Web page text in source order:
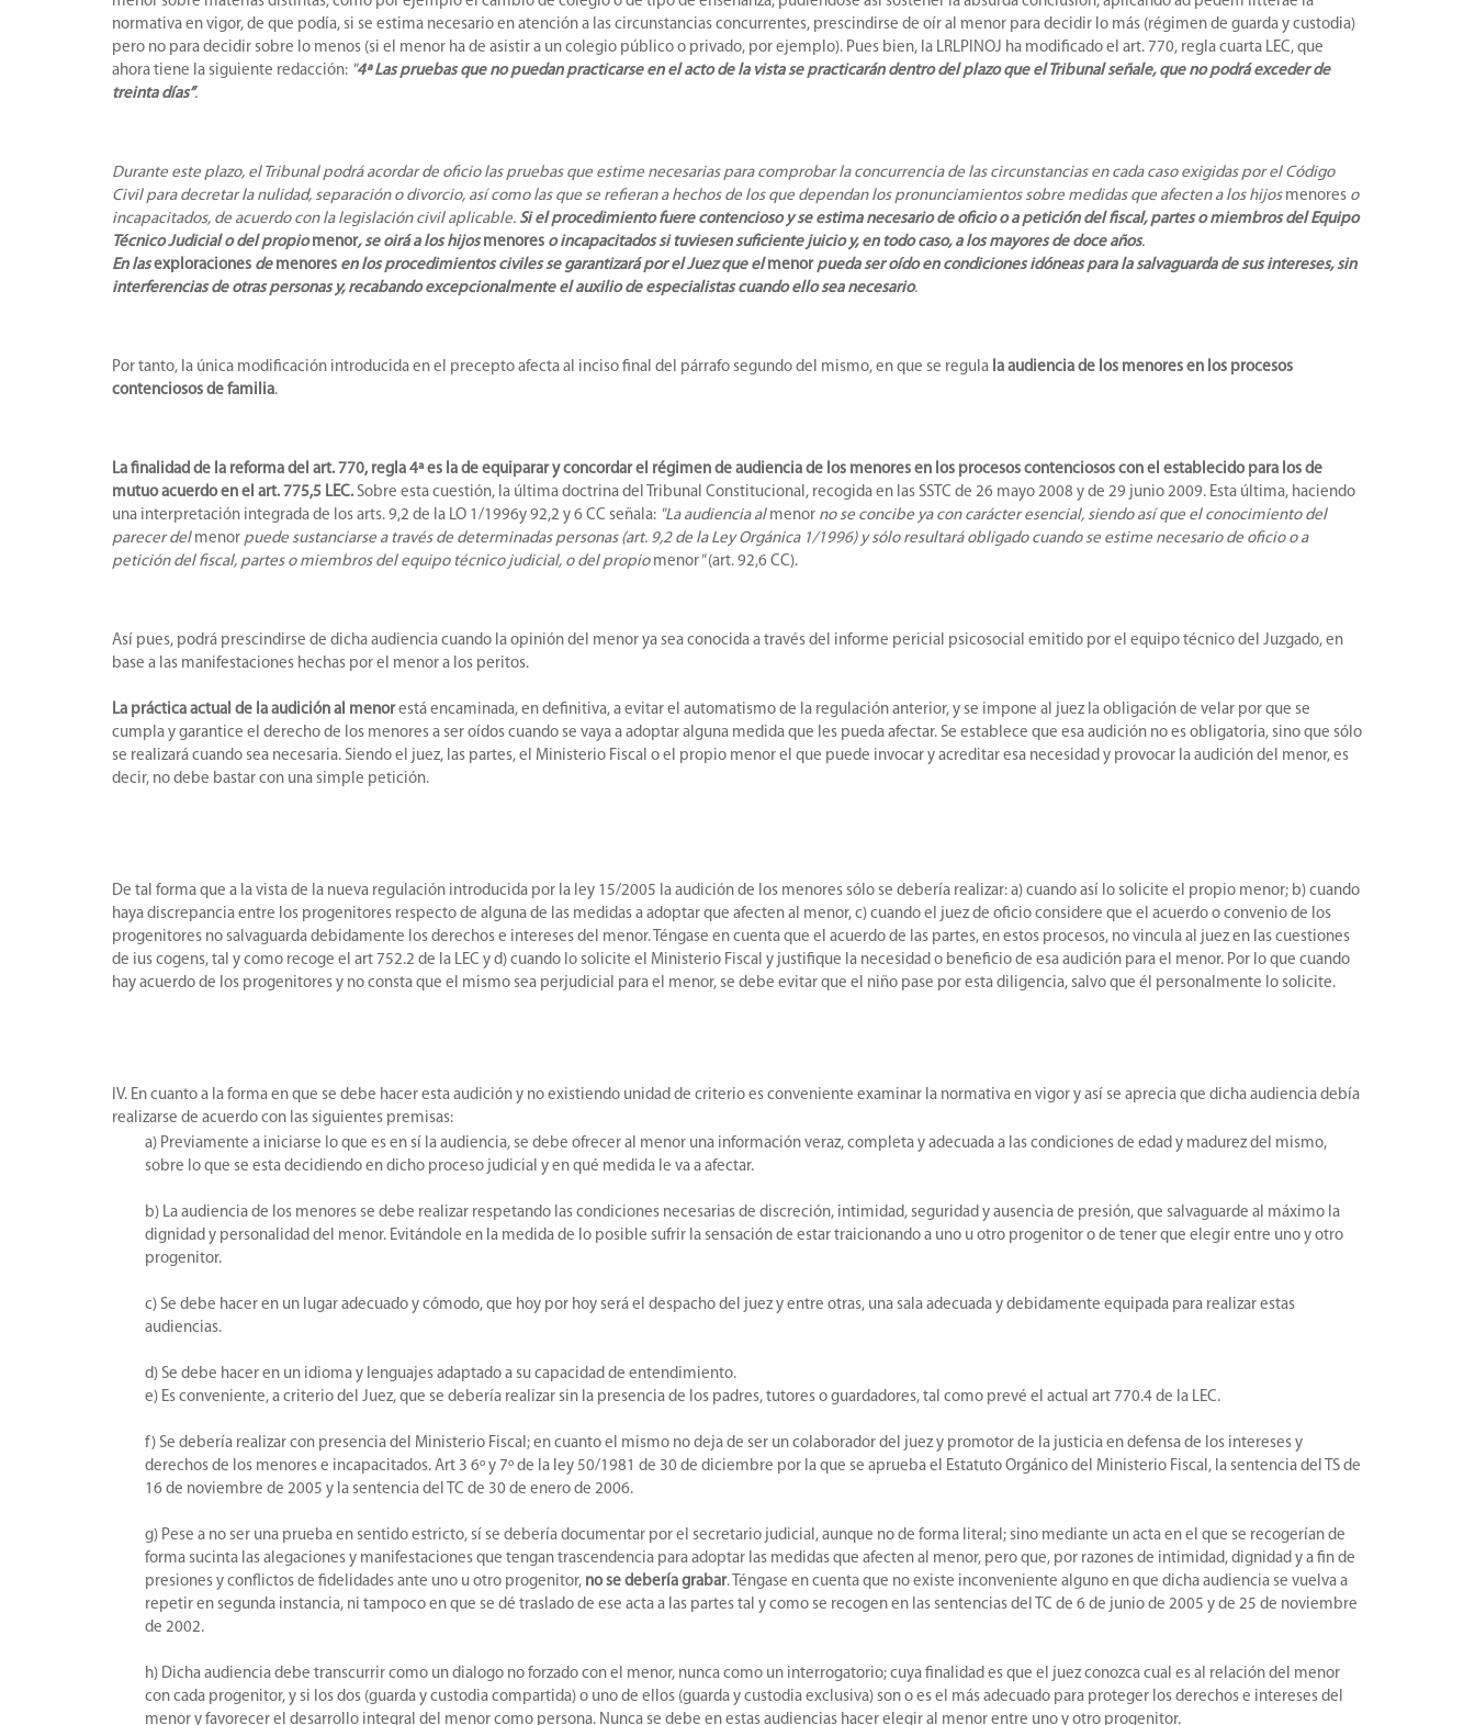
normativa en vigor, de que podía, si se estima necesario en atención a las circunstancias concurrentes, prescindirse de oír al menor para decidir lo más (régimen de guarda y custodia)
pero no para decidir sobre lo menos (si el menor ha de asistir a un colegio público o privado, por ejemplo). Pues bien, la LRLPINOJ ha modificado el art. 770, regla cuarta LEC, que
ahora tiene la siguiente redacción: "4ª Las pruebas que no puedan practicarse en el acto de la vista se practicarán dentro del plazo que el Tribunal señale, que no podrá exceder de
treinta días”.
Durante este plazo, el Tribunal podrá acordar de oficio las pruebas que estime necesarias para comprobar la concurrencia de las circunstancias en cada caso exigidas por el Código
Civil para decretar la nulidad, separación o divorcio, así como las que se refieran a hechos de los que dependan los pronunciamientos sobre medidas que afecten a los hijos menores o
incapacitados, de acuerdo con la legislación civil aplicable. Si el procedimiento fuere contencioso y se estima necesario de oficio o a petición del fiscal, partes o miembros del Equipo
Técnico Judicial o del propiomenor, se oirá a los hijosmenores o incapacitados si tuviesen suficiente juicio y, en todo caso, a los mayores de doce años.
En lasexploraciones de menores en los procedimientos civiles se garantizará por el Juez que el menorpueda ser oído en condiciones idóneas para la salvaguarda de sus intereses, sin
interferencias de otras personas y, recabando excepcionalmente el auxilio de especialistas cuando ello sea necesario.
Por tanto, la única modificación introducida en el precepto afecta al inciso final del párrafo segundo del mismo, en que se regula la audiencia de los menores en los procesos
contenciosos de familia.
La finalidad de la reforma del art. 770, regla 4ª es la de equiparar y concordar el régimen de audiencia de los menores en los procesos contenciosos con el establecido para los de
mutuo acuerdo en el art. 775,5 LEC. Sobre esta cuestión, la última doctrina del Tribunal Constitucional, recogida en las SSTC de 26 mayo 2008 y de 29 junio 2009. Esta última, haciendo
una interpretación integrada de los arts. 9,2 de la LO 1/1996y 92,2 y 6 CC señala: "La audiencia al menor no se concibe ya con carácter esencial, siendo así que el conocimiento del
parecer del menor puede sustanciarse a través de determinadas personas (art. 9,2 de la Ley Orgánica 1/1996) y sólo resultará obligado cuando se estime necesario de oficio o a
petición del fiscal, partes o miembros del equipo técnico judicial, o del propio menor"(art. 92,6 CC).
Así pues, podrá prescindirse de dicha audiencia cuando la opinión del menor ya sea conocida a través del informe pericial psicosocial emitido por el equipo técnico del Juzgado, en
base a las manifestaciones hechas por el menor a los peritos.
La práctica actual de la audición al menorestá encaminada, en definitiva, a evitar el automatismo de la regulación anterior, y se impone al juez la obligación de velar por que se
cumpla y garantice el derecho de los menores a ser oídos cuando se vaya a adoptar alguna medida que les pueda afectar. Se establece que esa audición no es obligatoria, sino que sólo
se realizará cuando sea necesaria. Siendo el juez, las partes, el Ministerio Fiscal o el propio menor el que puede invocar y acreditar esa necesidad y provocar la audición del menor, es
decir, no debe bastar con una simple petición.
De tal forma que a la vista de la nueva regulación introducida por la ley 15/2005 la audición de los menores sólo se debería realizar: a) cuando así lo solicite el propio menor; b) cuando
haya discrepancia entre los progenitores respecto de alguna de las medidas a adoptar que afecten al menor, c) cuando el juez de oficio considere que el acuerdo o convenio de los
progenitores no salvaguarda debidamente los derechos e intereses del menor. Téngase en cuenta que el acuerdo de las partes, en estos procesos, no vincula al juez en las cuestiones
de ius cogens, tal y como recoge el art 752.2 de la LEC y d) cuando lo solicite el Ministerio Fiscal y justifique la necesidad o beneficio de esa audición para el menor. Por lo que cuando
hay acuerdo de los progenitores y no consta que el mismo sea perjudicial para el menor, se debe evitar que el niño pase por esta diligencia, salvo que él personalmente lo solicite.
IV. En cuanto a la forma en que se debe hacer esta audición y no existiendo unidad de criterio es conveniente examinar la normativa en vigor y así se aprecia que dicha audiencia debía
realizarse de acuerdo con las siguientes premisas:
a) Previamente a iniciarse lo que es en sí la audiencia, se debe ofrecer al menor una información veraz, completa y adecuada a las condiciones de edad y madurez del mismo,
sobre lo que se esta decidiendo en dicho proceso judicial y en qué medida le va a afectar.
b) La audiencia de los menores se debe realizar respetando las condiciones necesarias de discreción, intimidad, seguridad y ausencia de presión, que salvaguarde al máximo la
dignidad y personalidad del menor. Evitándole en la medida de lo posible sufrir la sensación de estar traicionando a uno u otro progenitor o de tener que elegir entre uno y otro
progenitor.
c) Se debe hacer en un lugar adecuado y cómodo, que hoy por hoy será el despacho del juez y entre otras, una sala adecuada y debidamente equipada para realizar estas
audiencias.
d) Se debe hacer en un idioma y lenguajes adaptado a su capacidad de entendimiento.
e) Es conveniente, a criterio del Juez, que se debería realizar sin la presencia de los padres, tutores o guardadores, tal como prevé el actual art 770.4 de la LEC.
f) Se debería realizar con presencia del Ministerio Fiscal; en cuanto el mismo no deja de ser un colaborador del juez y promotor de la justicia en defensa de los intereses y
derechos de los menores e incapacitados. Art 3 6º y 7º de la ley 50/1981 de 30 de diciembre por la que se aprueba el Estatuto Orgánico del Ministerio Fiscal, la sentencia del TS de
16 de noviembre de 2005 y la sentencia del TC de 30 de enero de 2006.
g) Pese a no ser una prueba en sentido estricto, sí se debería documentar por el secretario judicial, aunque no de forma literal; sino mediante un acta en el que se recogerían de
forma sucinta las alegaciones y manifestaciones que tengan trascendencia para adoptar las medidas que afecten al menor, pero que, por razones de intimidad, dignidad y a fin de
presiones y conflictos de fidelidades ante uno u otro progenitor, no se debería grabar. Téngase en cuenta que no existe inconveniente alguno en que dicha audiencia se vuelva a
repetir en segunda instancia, ni tampoco en que se dé traslado de ese acta a las partes tal y como se recogen en las sentencias del TC de 6 de junio de 2005 y de 25 de noviembre
de 2002.
h) Dicha audiencia debe transcurrir como un dialogo no forzado con el menor, nunca como un interrogatorio; cuya finalidad es que el juez conozca cual es al relación del menor
con cada progenitor, y si los dos (guarda y custodia compartida) o uno de ellos (guarda y custodia exclusiva) son o es el más adecuado para proteger los derechos e intereses del
menor y favorecer el desarrollo integral del menor como persona. Nunca se debe en estas audiencias hacer elegir al menor entre uno y otro progenitor.